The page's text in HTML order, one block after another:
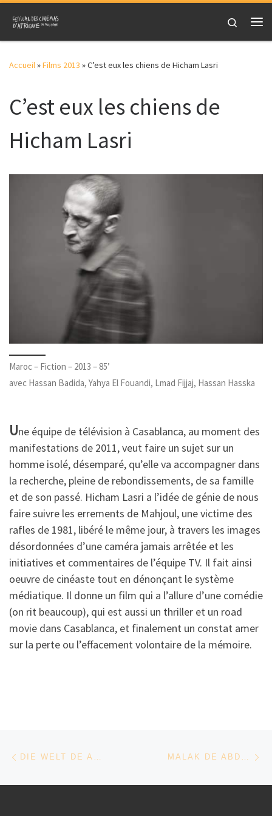
Skip to content
Search
Accueil»Films 2013 »C’est eux les chiens de Hicham Lasri
C’est eux les chiens de
Hicham Lasri
Maroc – Fiction – 2013 – 85’
avec Hassan Badida, Yahya El Fouandi, Lmad Fijjaj, Hassan Hasska
Une équipe de télévision à Casablanca, au moment des
manifestations de 2011, veut faire un sujet sur un
homme isolé, désemparé, qu’elle va accompagner dans
la recherche, pleine de rebondissements, de sa famille
et de son passé. Hicham Lasri a l’idée de génie de nous
faire suivre les errements de Mahjoul, une victime des
rafles de 1981, libéré le même jour, à travers les images
désordonnées d’une caméra jamais arrêtée et les
initiatives et commentaires de l’équipe TV. Il fait ainsi
oeuvre de cinéaste tout en dénonçant le système
médiatique. Il donne un film qui a l’allure d’une comédie
(on rit beaucoup), qui est aussi un thriller et un road
movie dans Casablanca, et finalement un constat amer
sur la perte ou l’effacement volontaire de la mémoire.
Parcourir les articles
DIE WELT DE ALEX PITSTRA MALAK DE ABDESLAM KELAI